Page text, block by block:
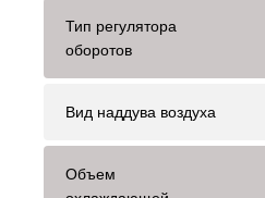
Тип регулятора
оборотов
Вид наддува воздуха
Объем